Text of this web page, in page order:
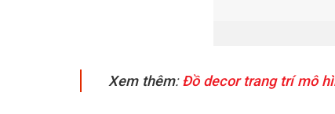
Xem thêm:Đồ decor trang trí mô